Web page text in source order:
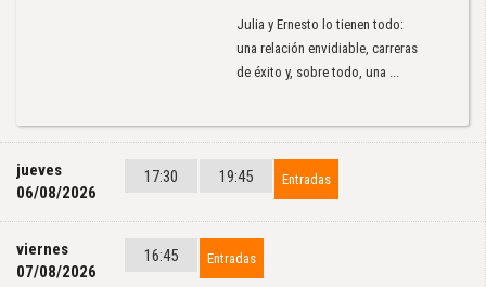
Julia y Ernesto lo tienen todo:
una relación envidiable, carreras
de éxito y, sobre todo, una ...
jueves
06/08/2026
17:30 19:45 Entradas
viernes
07/08/2026
16:45 Entradas